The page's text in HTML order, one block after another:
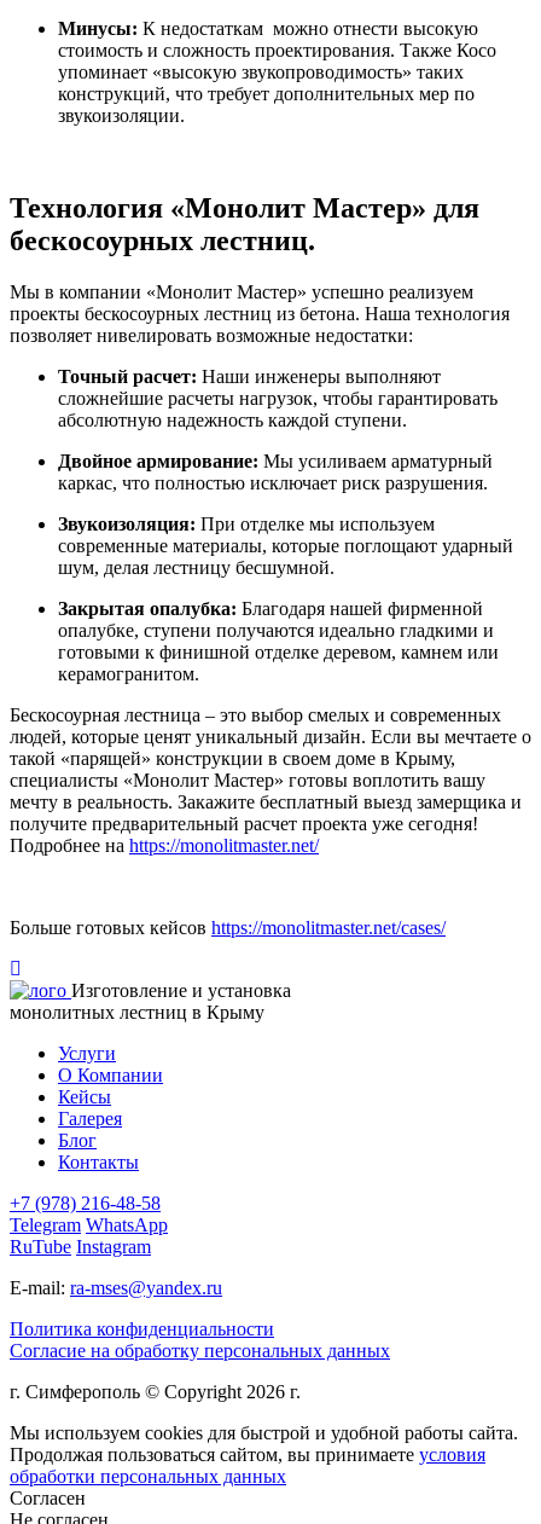
Минусы: К недостаткам можно отнести высокую
стоимость и сложность проектирования. Также Косо
упоминает «высокую звукопроводимость» таких
конструкций, что требует дополнительных мер по
звукоизоляции.
Технология «Монолит Мастер» для
бескосоурных лестниц.
Мы в компании «Монолит Мастер» успешно реализуем
проекты бескосоурных лестниц из бетона. Наша технология
позволяет нивелировать возможные недостатки:
Точный расчет: Наши инженеры выполняют
сложнейшие расчеты нагрузок, чтобы гарантировать
абсолютную надежность каждой ступени.
Двойное армирование: Мы усиливаем арматурный
каркас, что полностью исключает риск разрушения.
Звукоизоляция: При отделке мы используем
современные материалы, которые поглощают ударный
шум, делая лестницу бесшумной.
Закрытая опалубка: Благодаря нашей фирменной
опалубке, ступени получаются идеально гладкими и
готовыми к финишной отделке деревом, камнем или
керамогранитом.
Бескосоурная лестница – это выбор смелых и современных
людей, которые ценят уникальный дизайн. Если вы мечтаете о
такой «парящей» конструкции в своем доме в Крыму,
специалисты «Монолит Мастер» готовы воплотить вашу
мечту в реальность. Закажите бесплатный выезд замерщика и
получите предварительный расчет проекта уже сегодня!
Подробнее на https://monolitmaster.net/
Больше готовых кейсов https://monolitmaster.net/cases/
Изготовление и установка
монолитных лестниц в Крыму
Услуги
О Компании
Кейсы
Галерея
Блог
Контакты
+7 (978) 216-48-58
Telegram WhatsApp
RuTube Instagram
E-mail: ra-mses@yandex.ru
Политика конфиденциальности
Согласие на обработку персональных данных
г. Симферополь © Copyright 2026 г.
Мы используем cookies для быстрой и удобной работы сайта.
Продолжая пользоваться сайтом, вы принимаете условия
обработки персональных данных
Согласен